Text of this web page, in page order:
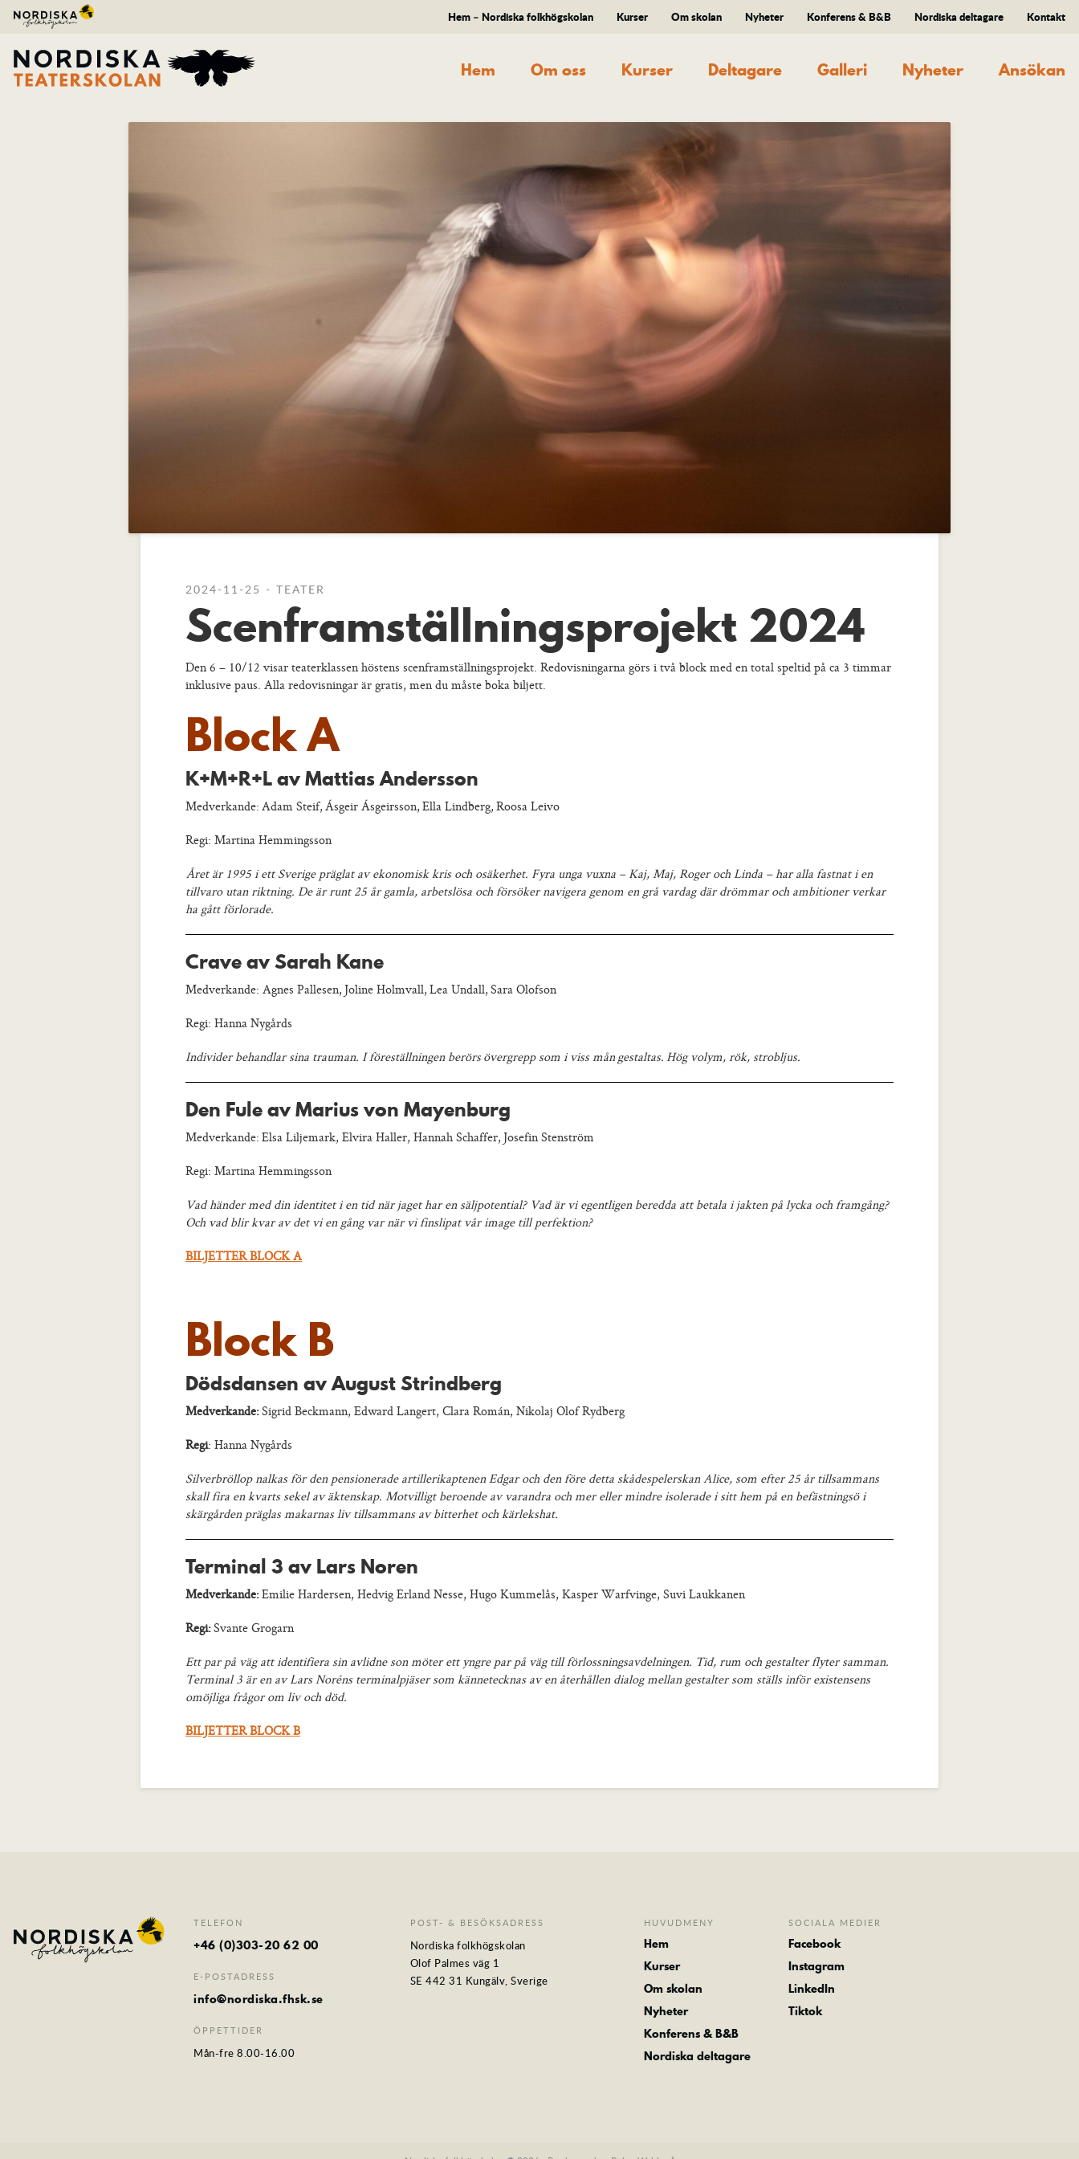
Hem – Nordiska folkhögskolan Kurser Om skolan Nyheter Konferens & B&B Nordiska deltagare Kontakt
Hem Om oss Kurser Deltagare Galleri Nyheter Ansökan
2024-11-25 - TEATER
Scenframställningsprojekt 2024
Den 6 – 10/12 visar teaterklassen höstens scenframställningsprojekt. Redovisningarna görs i två block med en total speltid på ca 3 timmar
inklusive paus. Alla redovisningar är gratis, men du måste boka biljett.
Block A
K+M+R+L av Mattias Andersson
Medverkande: Adam Steif, Ásgeir Ásgeirsson, Ella Lindberg, Roosa Leivo
Regi: Martina Hemmingsson
Året är 1995 i ett Sverige präglat av ekonomisk kris och osäkerhet. Fyra unga vuxna – Kaj, Maj, Roger och Linda – har alla fastnat i en
tillvaro utan riktning. De är runt 25 år gamla, arbetslösa och försöker navigera genom en grå vardag där drömmar och ambitioner verkar
ha gått förlorade.
Crave av Sarah Kane
Medverkande: Agnes Pallesen, Joline Holmvall, Lea Undall, Sara Olofson
Regi: Hanna Nygårds
Individer behandlar sina trauman. I föreställningen berörs övergrepp som i viss mån gestaltas. Hög volym, rök, strobljus.
Den Fule av Marius von Mayenburg
Medverkande: Elsa Liljemark, Elvira Haller, Hannah Schaffer, Josefin Stenström
Regi: Martina Hemmingsson
Vad händer med din identitet i en tid när jaget har en säljpotential? Vad är vi egentligen beredda att betala i jakten på lycka och framgång?
Och vad blir kvar av det vi en gång var när vi finslipat vår image till perfektion?
BILJETTER BLOCK A
Block B
Dödsdansen av August Strindberg
Medverkande:Sigrid Beckmann, Edward Langert, Clara Román, Nikolaj Olof Rydberg
Regi: Hanna Nygårds
Silverbröllop nalkas för den pensionerade artillerikaptenen Edgar och den före detta skådespelerskan Alice, som efter 25 år tillsammans
skall fira en kvarts sekel av äktenskap. Motvilligt beroende av varandra och mer eller mindre isolerade i sitt hem på en befästningsö i
skärgården präglas makarnas liv tillsammans av bitterhet och kärlekshat.
Terminal 3 av Lars Noren
Medverkande:Emilie Hardersen, Hedvig Erland Nesse, Hugo Kummelås, Kasper Warfvinge, Suvi Laukkanen
Regi:Svante Grogarn
Ett par på väg att identifiera sin avlidne son möter ett yngre par på väg till förlossningsavdelningen. Tid, rum och gestalter flyter samman.
Terminal 3 är en av Lars Noréns terminalpjäser som kännetecknas av en återhållen dialog mellan gestalter som ställs inför existensens
omöjliga frågor om liv och död.
BILJETTER BLOCK B
TELEFON
+46 (0)303-20 62 00
E-POSTADRESS
info@nordiska.fhsk.se
ÖPPETTIDER
Mån-fre 8.00-16.00
POST- & BESÖKSADRESS
Nordiska folkhögskolan
Olof Palmes väg 1
SE 442 31 Kungälv, Sverige
HUVUDMENY
Hem
Kurser
Om skolan
Nyheter
Konferens & B&B
Nordiska deltagare
SOCIALA MEDIER
Facebook
Instagram
LinkedIn
Tiktok